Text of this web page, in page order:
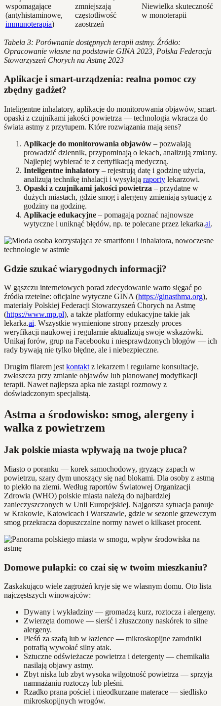
wspomagające
(antyhistaminowe,
immunoterapia)
zmniejszają
częstotliwość
zaostrzeń
Niewielka skuteczność
w monoterapii
Tabela 3: Porównanie dostępnych terapii astmy. Źródło:
Opracowanie własne na podstawie GINA 2023, Polska Federacja
Stowarzyszeń Chorych na Astmę 2023
Aplikacje i smart-urządzenia: realna pomoc czy
zbędny gadżet?
Inteligentne inhalatory, aplikacje do monitorowania objawów, smart-
opaski z czujnikami jakości powietrza — technologia wkracza do
świata astmy z przytupem. Które rozwiązania mają sens?
Aplikacje do monitorowania objawów – pozwalają
prowadzić dziennik, przypominają o lekach, analizują zmiany.
Najlepiej wybierać te z certyfikacją medyczną.
Inteligentne inhalatory – rejestrują datę i godzinę użycia,
analizują technikę inhalacji i wysyłają raporty lekarzowi.
Opaski z czujnikami jakości powietrza – przydatne w
dużych miastach, gdzie smog i alergeny zmieniają sytuację z
godziny na godzinę.
Aplikacje edukacyjne – pomagają poznać najnowsze
wytyczne i uniknąć błędów, np. te polecane przez lekarka.ai.
Gdzie szukać wiarygodnych informacji?
W gąszczu internetowych porad zdecydowanie warto sięgać po
źródła rzetelne: oficjalne wytyczne GINA (https://ginasthma.org),
materiały Polskiej Federacji Stowarzyszeń Chorych na Astmę
(https://www.mp.pl), a także platformy edukacyjne takie jak
lekarka.ai. Wszystkie wymienione strony przeszły proces
weryfikacji naukowej i regularnie aktualizują swoje wskazówki.
Unikaj forów, grup na Facebooku i niesprawdzonych blogów — ich
rady bywają nie tylko błędne, ale i niebezpieczne.
Drugim filarem jestkontaktz lekarzem i regularne konsultacje,
zwłaszcza przy zmianie objawów lub planowanej modyfikacji
terapii. Nawet najlepsza apka nie zastąpi rozmowy z
doświadczonym specjalistą.
Astma a środowisko: smog, alergeny i
walka z powietrzem
Jak polskie miasta wpływają na twoje płuca?
Miasto o poranku — korek samochodowy, gryzący zapach w
powietrzu, szary dym unoszący się nad blokami. Dla osoby z astmą
to piekło na ziemi. Według raportów Światowej Organizacji
Zdrowia (WHO) polskie miasta należą do najbardziej
zanieczyszczonych w Unii Europejskiej. Najgorsza sytuacja panuje
w Krakowie, Katowicach i Warszawie, gdzie w sezonie grzewczym
smog przekracza dopuszczalne normy nawet o kilkaset procent.
Domowe pułapki: co czai się w twoim mieszkaniu?
Zaskakująco wiele zagrożeń kryje się we własnym domu. Oto lista
najczęstszych winowajców:
Dywany i wykładziny — gromadzą kurz, roztocza i alergeny.
Zwierzęta domowe — sierść i złuszczony naskórek to silne
alergeny.
Pleśń za szafą lub w łazience — mikroskopijne zarodniki
potrafią wywołać silny atak.
Sztuczne odświeżacze powietrza i detergenty — chemikalia
nasilają objawy astmy.
Zbyt niska lub zbyt wysoka wilgotność powietrza — sprzyja
namnażaniu roztoczy lub pleśni.
Rzadko prana pościel i nieodkurzane materace — siedlisko
mikroskopijnych wrogów.